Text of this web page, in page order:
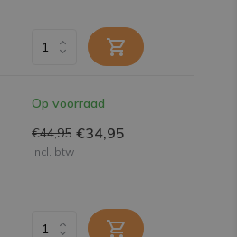
Op voorraad
€44,95 €34,95
Incl. btw